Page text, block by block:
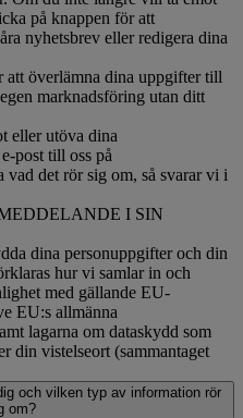
på knappen för att
nyhetsbrev eller redigera dina
överlämna dina uppgifter till
marknadsföring utan ditt
eller utöva dina
post till oss på
vad det rör sig om, så svarar vi i
I SIN
dina personuppgifter och din
hur vi samlar in och
med gällande EU-
EU:s allmänna
lagarna om dataskydd som
din vistelseort (sammantaget
och vilken typ av information rör
om?